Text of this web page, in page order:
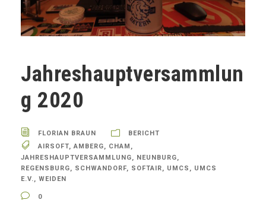
Jahreshauptversammlun
g 2020
FLORIAN BRAUN
BERICHT
AIRSOFT, AMBERG, CHAM ,
JAHRESHAUPTVERSAMMLUNG, NEUNBURG,
REGENSBURG, SCHWANDORF, SOFTAIR, UMCS , UMCS
E.V., WEIDEN
0